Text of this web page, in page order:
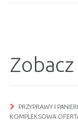
PRZYPRAWY I
KOMPLEKSOWA